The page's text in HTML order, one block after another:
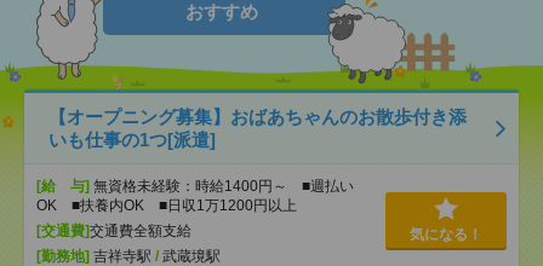
おすすめ
【オープニング募集】おばあちゃんのお散歩付き添
いも仕事の1つ[派遣]
[給 与] 無資格未経験：時給1400円～ ■週払い
OK ■扶養内OK ■日収1万1200円以上
[交通費]交通費全額支給
[勤務地] 吉祥寺駅 / 武蔵境駅
気になる！